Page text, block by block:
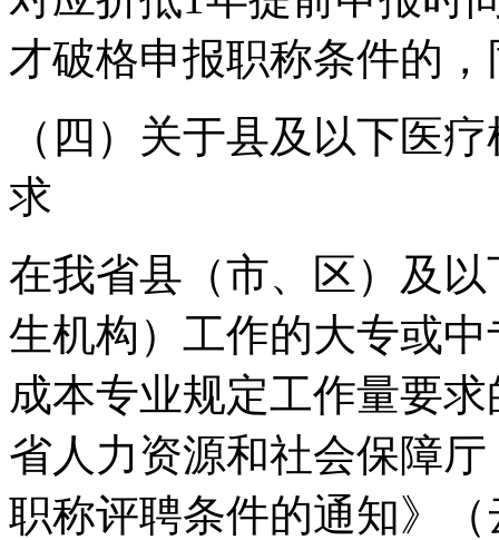
才破格申报职称条件的
（四）关于县及以下医
求
在我省县（市、区）及
生机构）工作的大专或
成本专业规定工作量要
省人力资源和社会保障
职称评聘条件的通知》